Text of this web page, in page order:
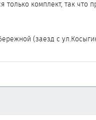
комплект, так
(заезд с